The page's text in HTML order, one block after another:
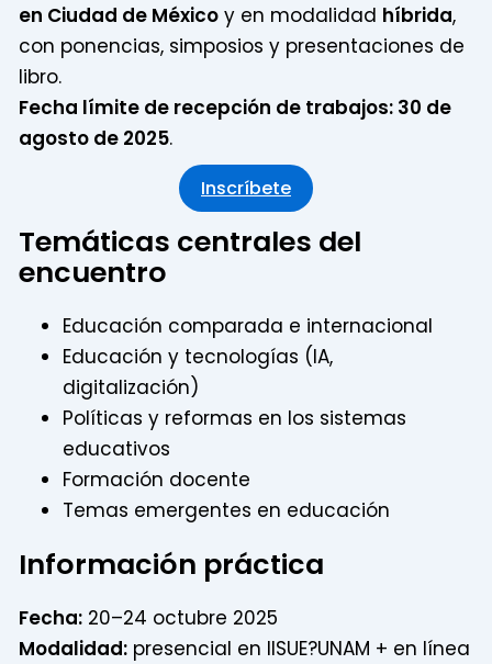
en Ciudad de México y en modalidad híbrida,
con ponencias, simposios y presentaciones de
libro.
Fecha límite de recepción de trabajos: 30 de
agosto de 2025.
Inscríbete
Temáticas centrales del
encuentro
Educación comparada e internacional
Educación y tecnologías (IA,
digitalización)
Políticas y reformas en los sistemas
educativos
Formación docente
Temas emergentes en educación
Información práctica
Fecha: 20–24 octubre 2025
Modalidad: presencial en IISUE?UNAM + en línea